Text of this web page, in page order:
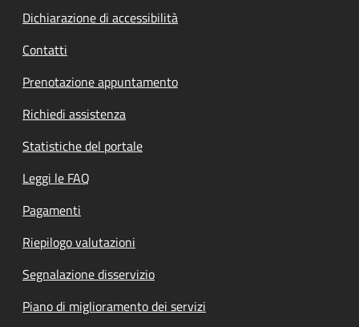
Dichiarazione di accessibilità
Contatti
Prenotazione appuntamento
Richiedi assistenza
Statistiche del portale
Leggi le FAQ
Pagamenti
Riepilogo valutazioni
Segnalazione disservizio
Piano di miglioramento dei servizi